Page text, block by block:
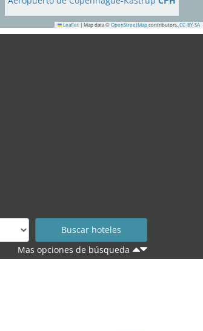
Leaflet | Map data © OpenStreetMap contributors, CC-BY-SA
Mas opciones de búsqueda